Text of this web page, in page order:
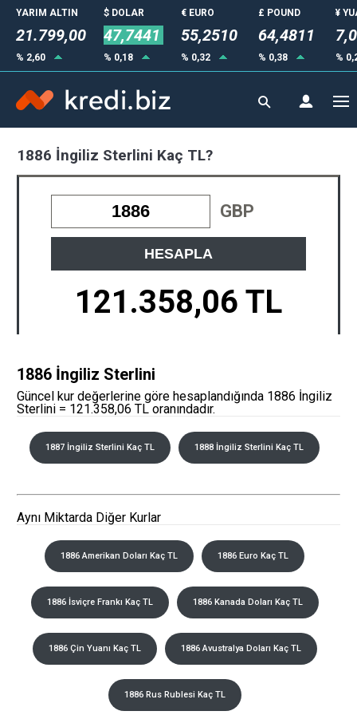
YARIM ALTIN
21.799,00
% 2,60
$ DOLAR
47,7441
% 0,18
€ EURO
55,2510
% 0,32
£ POUND
64,4811
% 0,38
¥
%
1886 İngiliz Sterlini Kaç TL?
GBP
HESAPLA
121.358,06 TL
1886 İngiliz Sterlini
Güncel kur değerlerine göre hesaplandığında 1886 İngiliz
Sterlini = 121.358,06 TL oranındadır.
1887 İngiliz Sterlini Kaç TL 1888 İngiliz Sterlini Kaç TL
Aynı Miktarda Diğer Kurlar
1886 Amerikan Doları Kaç TL 1886 Euro Kaç TL
1886 İsviçre Frankı Kaç TL 1886 Kanada Doları Kaç TL
1886 Çin Yuanı Kaç TL 1886 Avustralya Doları Kaç TL
1886 Rus Rublesi Kaç TL